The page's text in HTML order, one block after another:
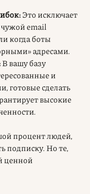
Это исключает
чужой email
когда боты
адресами.
В вашу базу
и
готовые сделать
высокие
процент людей,
подписку. Но те,
ценной